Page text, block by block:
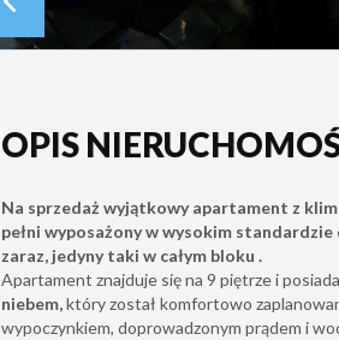
OPIS
Na sprzedaż wyjątkowy apartament z
pełni wyposażony w wysokim
zaraz, jedyny taki w całym bloku .
Apartament znajduje się na 9 piętrze i
niebem,który został komfortowo
wypoczynkiem, doprowadzonym prądem i